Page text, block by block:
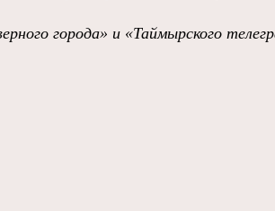
города» и «Таймырского